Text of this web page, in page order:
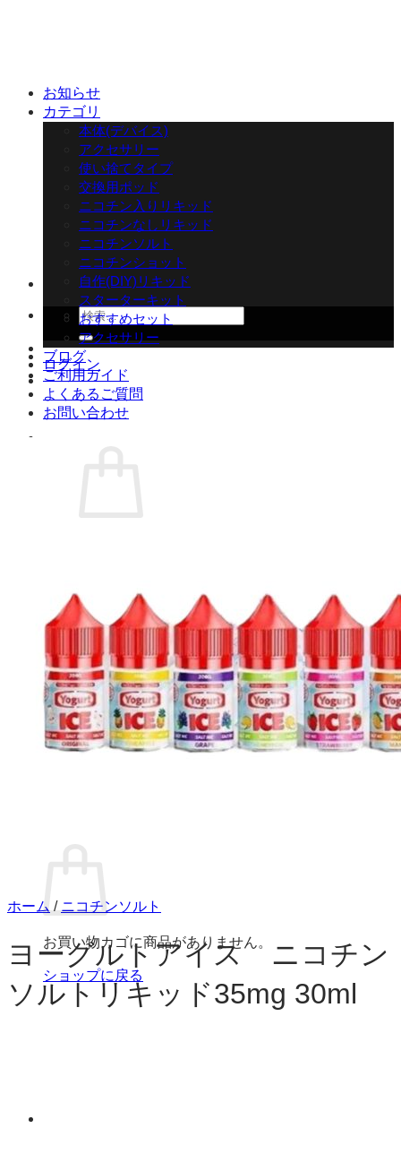
検
索
対
象:
ログイン
カート 0 商品 合計金額：¥0
お買い物カゴに商品がありません。
ショップに戻る
お知らせ
カテゴリ
本体(デバイス)
アクセサリー
使い捨てタイプ
交換用ポッド
ニコチン入りリキッド
ニコチンなしリキッド
ニコチンソルト
ニコチンショット
自作(DIY)リキッド
スターターキット
おすすめセット
アクセサリー
ブログ
ご利用ガイド
よくあるご質問
お問い合わせ
ホーム / ニコチンソルト
ヨーグルトアイス ニコチン
ソルトリキッド35mg 30ml